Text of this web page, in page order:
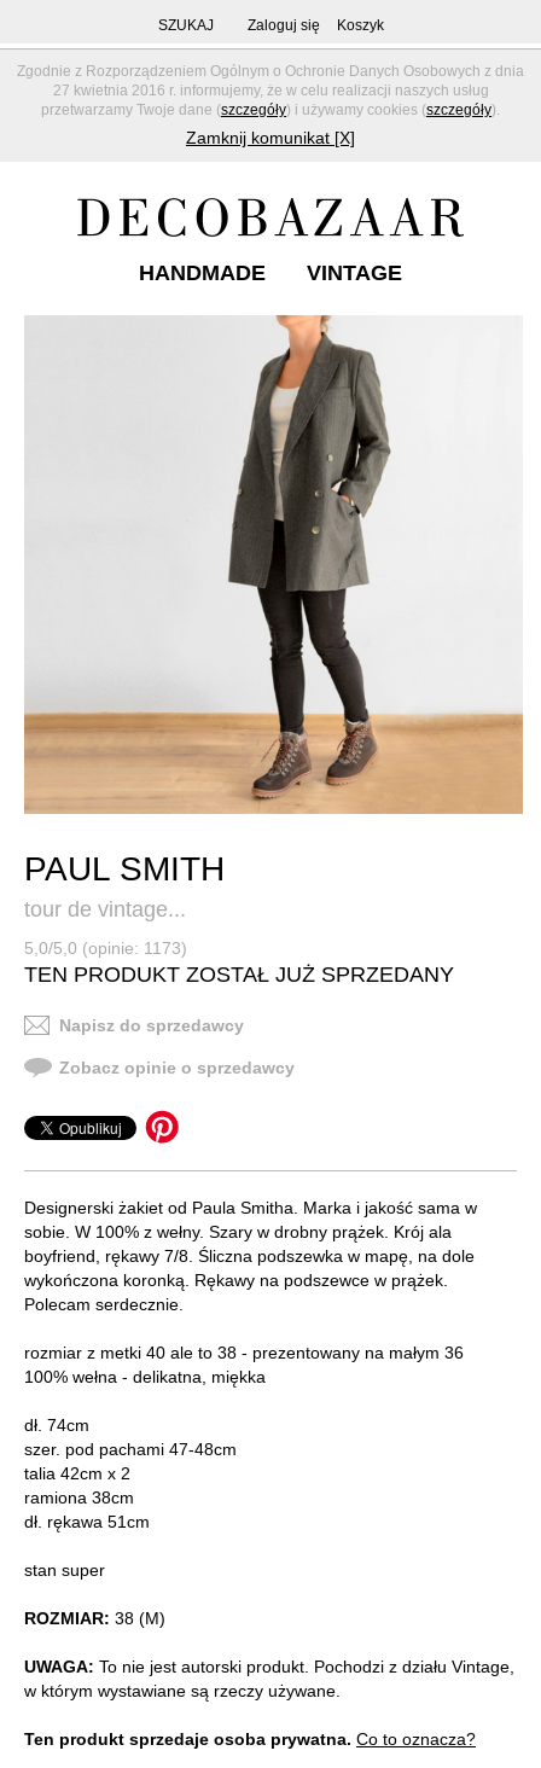
Zgodnie z Rozporządzeniem Ogólnym o Ochronie Danych Osobowych z dnia
27 kwietnia 2016 r. informujemy, że w celu realizacji naszych usług
przetwarzamy Twoje dane (szczegóły) i używamy cookies (szczegóły).
Zamknij komunikat [X]
SZUKAJ Zaloguj się Koszyk
HANDMADE VINTAGE
PAUL SMITH
tour de vintage...
5,0/5,0 (opinie: 1173)
TEN PRODUKT ZOSTAŁ JUŻ SPRZEDANY
Napisz do sprzedawcy
Zobacz opinie o sprzedawcy
Designerski żakiet od Paula Smitha. Marka i jakość sama w
sobie. W 100% z wełny. Szary w drobny prążek. Krój ala
boyfriend, rękawy 7/8. Śliczna podszewka w mapę, na dole
wykończona koronką. Rękawy na podszewce w prążek.
Polecam serdecznie.
rozmiar z metki 40 ale to 38 - prezentowany na małym 36
100% wełna - delikatna, miękka
dł. 74cm
szer. pod pachami 47-48cm
talia 42cm x 2
ramiona 38cm
dł. rękawa 51cm
stan super
ROZMIAR: 38 (M)
UWAGA: To nie jest autorski produkt. Pochodzi z działu Vintage,
w którym wystawiane są rzeczy używane.
Ten produkt sprzedaje osoba prywatna. Co to oznacza?